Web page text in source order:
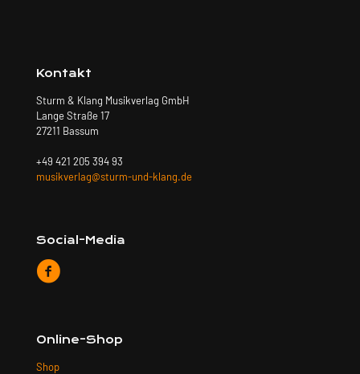
Kontakt
Sturm & Klang Musikverlag GmbH
Lange Straße 17
27211 Bassum
+49 421 205 394 93
musikverlag@sturm-und-klang.de
Social-Media
Online-Shop
Shop